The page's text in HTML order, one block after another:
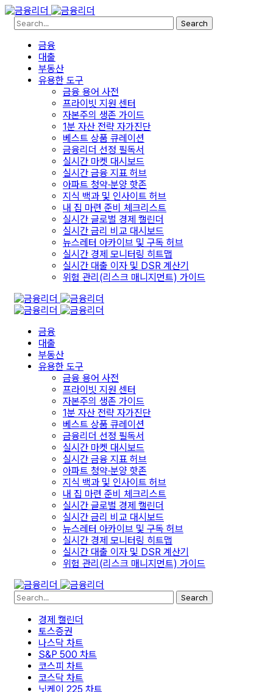
Search
금융
대출
부동산
유용한 도구
금융 용어 사전
프라이빗 지원 센터
자본주의 생존 가이드
1분 자산 전략 자가진단
베스트 상품 큐레이션
금융리더 선정 필독서
실시간 마켓 대시보드
실시간 금융 지표 허브
아파트 청약·분양 핫존
지식 백과 및 인사이트 허브
내 집 마련 준비 체크리스트
실시간 글로벌 경제 캘린더
실시간 금리 비교 대시보드
뉴스레터 아카이브 및 구독 허브
실시간 경제 모니터링 히트맵
실시간 대출 이자 및 DSR 계산기
위험 관리(리스크 매니지먼트) 가이드
금융
대출
부동산
유용한 도구
금융 용어 사전
프라이빗 지원 센터
자본주의 생존 가이드
1분 자산 전략 자가진단
베스트 상품 큐레이션
금융리더 선정 필독서
실시간 마켓 대시보드
실시간 금융 지표 허브
아파트 청약·분양 핫존
지식 백과 및 인사이트 허브
내 집 마련 준비 체크리스트
실시간 글로벌 경제 캘린더
실시간 금리 비교 대시보드
뉴스레터 아카이브 및 구독 허브
실시간 경제 모니터링 히트맵
실시간 대출 이자 및 DSR 계산기
위험 관리(리스크 매니지먼트) 가이드
Search
경제 캘린더
토스증권
나스닥 차트
S&P 500 차트
코스피 차트
코스닥 차트
닛케이 225 차트